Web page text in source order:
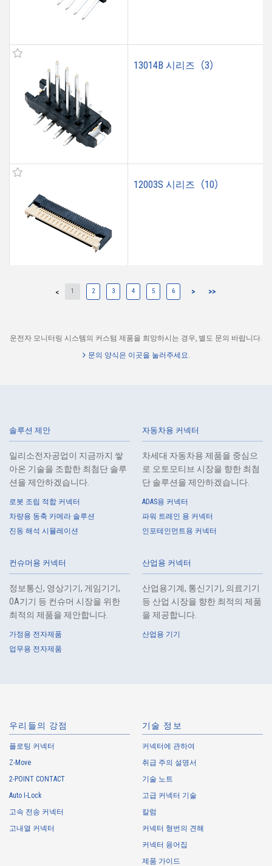
13014B 시리즈（3）
12003S 시리즈（10）
12002S 시리즈（3）
11600S 시리즈（31）
고속 신호 대응
11501S 시리즈（30）
< 1 2 3 4 5 6 > >>
운전자 모니터링 시스템의 커스텀 제품을 희망하시는 경우, 별도 문의 바랍니다.
문의 양식은 이곳을 눌러주세요.
솔루션 제안
일리소전자공업이 지금까지 쌓
아온 기술을 조합한 최첨단 솔루
션을 제안하겠습니다.
로봇 조립 적합 커넥터
차량용 동축 카메라 솔루션
진동 해석 시뮬레이션
자동차용 커넥터
차세대 자동차용 제품을 중심으
로 오토모티브 시장을 향한 최첨
단 솔루션을 제안하겠습니다.
ADAS용 커넥터
파워 트레인 용 커넥터
인포테인먼트용 커넥터
컨슈머용 커넥터
정보통신, 영상기기, 게임기기,
OA기기 등 컨슈머 시장을 위한
최적의 제품을 제안합니다.
가정용 전자제품
업무용 전자제품
산업용 커넥터
산업용기계, 통신기기, 의료기기
등 산업 시장을 향한 최적의 제품
을 제공합니다.
산업용 기기
우리들의 강점
플로팅 커넥터
Z-Move
2-POINT CONTACT
Auto I-Lock
고속 전송 커넥터
고내열 커넥터
기술 정보
커넥터에 관하여
취급 주의 설명서
기술 노트
고급 커넥터 기술
칼럼
커넥터 형번의 견해
커넥터 용어집
제품 가이드